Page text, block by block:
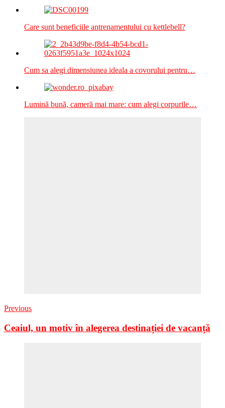
Care sunt beneficiile antrenamentului cu kettlebell?
Cum sa alegi dimensiunea ideala a covorului pentru…
Lumină bună, cameră mai mare: cum alegi corpurile…
Previous
Ceaiul, un motiv în alegerea destinației de vacanță